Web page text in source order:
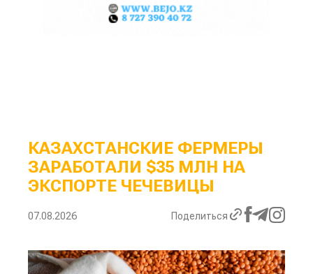
КАЗАХСТАНСКИЕ ФЕРМЕРЫ
ЗАРАБОТАЛИ $35 МЛН НА
ЭКСПОРТЕ ЧЕЧЕВИЦЫ
07.08.2026 Поделиться